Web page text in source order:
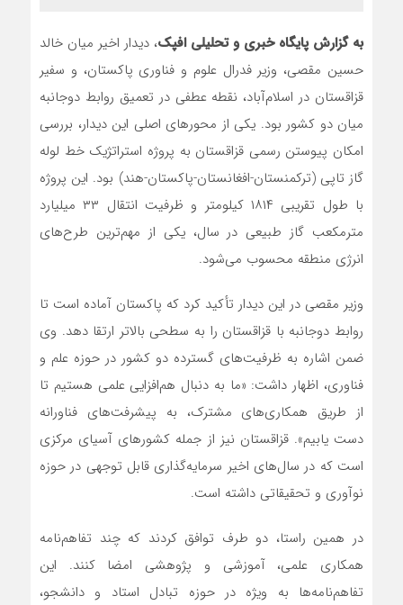
به گزارش پایگاه خبری و تحلیلی افپک، دیدار اخیر میان خالد
حسین مقصی، وزیر فدرال علوم و فناوری پاکستان، و سفیر
قزاقستان در اسلام‌آباد، نقطه عطفی در تعمیق روابط دوجانبه
میان دو کشور بود. یکی از محورهای اصلی این دیدار، بررسی
امکان پیوستن رسمی قزاقستان به پروژه استراتژیک خط لوله
گاز تاپی (ترکمنستان-افغانستان-پاکستان-هند) بود. این پروژه
با طول تقریبی ۱۸۱۴ کیلومتر و ظرفیت انتقال ۳۳ میلیارد
مترمکعب گاز طبیعی در سال، یکی از مهم‌ترین طرح‌های
انرژی منطقه محسوب می‌شود.
وزیر مقصی در این دیدار تأکید کرد که پاکستان آماده است تا
روابط دوجانبه با قزاقستان را به سطحی بالاتر ارتقا دهد. وی
ضمن اشاره به ظرفیت‌های گسترده دو کشور در حوزه علم و
فناوری، اظهار داشت: «ما به دنبال هم‌افزایی علمی هستیم تا
از طریق همکاری‌های مشترک، به پیشرفت‌های فناورانه
دست یابیم». قزاقستان نیز از جمله کشورهای آسیای مرکزی
است که در سال‌های اخیر سرمایه‌گذاری قابل توجهی در حوزه
نوآوری و تحقیقاتی داشته است.
در همین راستا، دو طرف توافق کردند که چند تفاهم‌نامه
همکاری علمی، آموزشی و پژوهشی امضا کنند. این
تفاهم‌نامه‌ها به ویژه در حوزه تبادل استاد و دانشجو،